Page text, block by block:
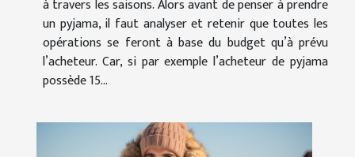
à travers les saisons. Alors avant de penser à prendre
un pyjama, il faut analyser et retenir que toutes les
opérations se feront à base du budget qu’à prévu
l’acheteur. Car, si par exemple l’acheteur de pyjama
possède 15...